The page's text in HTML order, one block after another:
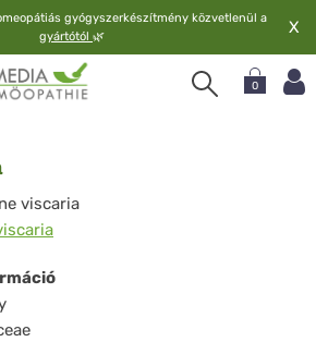
gyógyszerkészítmény közvetlenül a
gyártótól 🌿 X
0
viscaria